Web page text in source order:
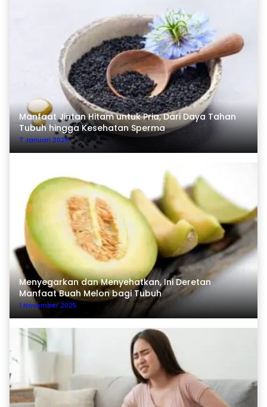
Manfaat Jintan Hitam untuk Pria, Dari Daya Tahan
Tubuh hingga Kesehatan Sperma
7 Januari 2026
Menyegarkan dan Menyehatkan, Ini Deretan
Manfaat Buah Melon bagi Tubuh
1 November 2025